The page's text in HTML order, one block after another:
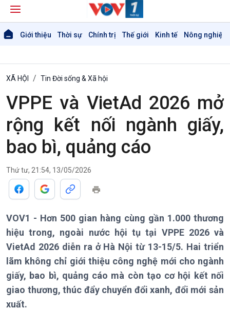
Giới thiệu Thời sự Chính trị Thế giới Kinh tế Nông nghiệp
XÃ HỘI Tin Đời sống & Xã hội
VPPE và VietAd 2026 mở
rộng kết nối ngành giấy,
bao bì, quảng cáo
Thứ tư, 21:54, 13/05/2026
VOV1 - Hơn 500 gian hàng cùng gần 1.000 thương
hiệu trong, ngoài nước hội tụ tại VPPE 2026 và
VietAd 2026 diễn ra ở Hà Nội từ 13-15/5. Hai triển
lãm không chỉ giới thiệu công nghệ mới cho ngành
giấy, bao bì, quảng cáo mà còn tạo cơ hội kết nối
giao thương, thúc đẩy chuyển đổi xanh, đổi mới sản
xuất.